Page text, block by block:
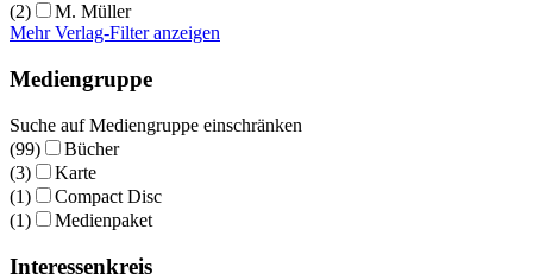
(2)
M. Müller
Mehr Verlag-Filter anzeigen
Mediengruppe
Suche auf Mediengruppe einschränken
(99)
Bücher
(3)
Karte
(1)
Compact Disc
(1)
Medienpaket
Interessenkreis